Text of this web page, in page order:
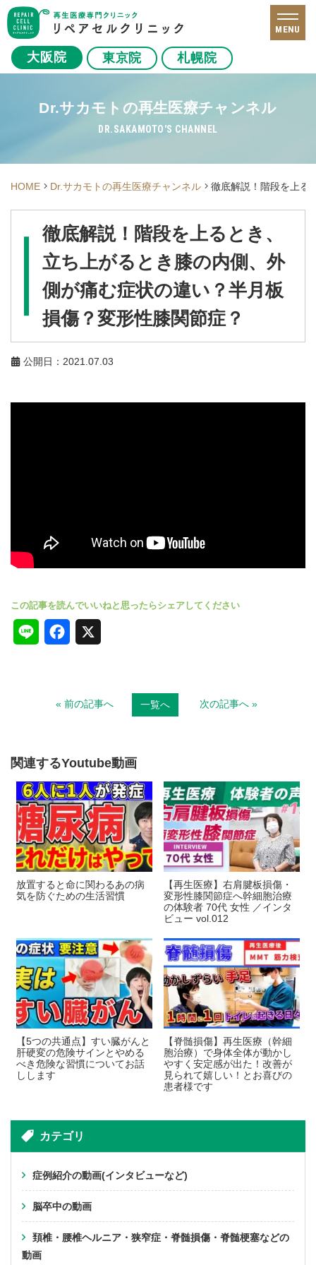
大阪院 東京院 札幌院
MENU
Dr.サカモトの再生医療チャンネル
DR.SAKAMOTO'S CHANNEL
HOME Dr.サカモトの再生医療チャンネル 徹底解説！階段を上る
徹底解説！階段を上るとき、
立ち上がるとき膝の内側、外
側が痛む症状の違い？半月板
損傷？変形性膝関節症？
公開日：2021.07.03
e
o
o
k
« 前の記事へ 一覧へ 次の記事へ »
関連するYoutube動画
放置すると命に関わるあの病
気を防ぐための生活習慣
【再生医療】右肩腱板損傷・
変形性膝関節症へ幹細胞治療
の体験者 70代 女性 ／インタ
ビュー vol.012
【5つの共​​通点】すい臓がんと
肝硬変の危険サインとやめる
べき危険な習慣についてお話
しします
【脊髄損傷】再生医療（幹細
胞治療）で身体全体が動かし
やすく安定感が出た！改善が
見られて嬉しい！とお喜びの
患者様です
カテゴリ
症例紹介の動画(インタビューなど)
脳卒中の動画
頚椎・腰椎ヘルニア・狭窄症・脊髄損傷・脊髄梗塞などの
動画